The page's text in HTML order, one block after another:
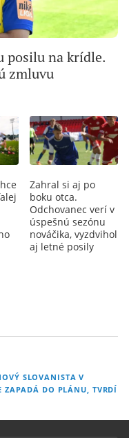
posilu na krídle.
zmluvu
Zahral si aj po
boku otca.
Odchovanec verí v
úspešnú sezónu
nováčika, vyzdvihol
aj letné posily
SLOVANISTA V
ZAPADÁ DO PLÁNU, TVRDÍ